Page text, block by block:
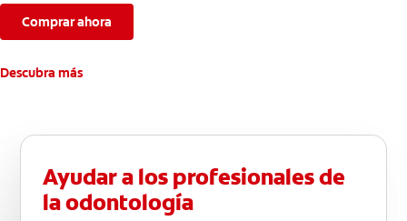
Comprar ahora
Descubra más
Ayudar a los profesionales de
la odontología